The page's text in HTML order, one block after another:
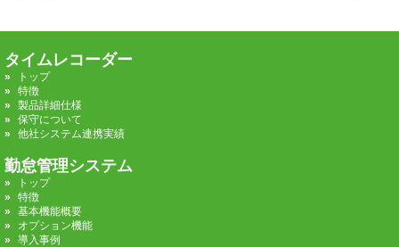
タイムレコーダー
トップ
特徴
製品詳細仕様
保守について
他社システム連携実績
勤怠管理システム
トップ
特徴
基本機能概要
オプション機能
導入事例